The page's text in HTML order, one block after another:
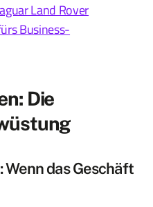
Land Rover
Business-
Die
das Geschäft